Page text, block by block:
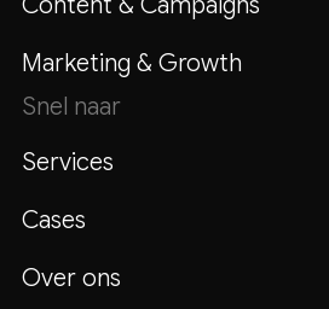
Marketing & Growth
Snel naar
Services
Cases
Over ons